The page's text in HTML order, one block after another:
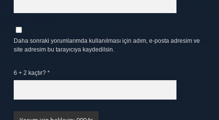
Daha sonraki yorumlarımda kullanılması için adım, e-posta adresim ve
site adresim bu tarayıcıya kaydedilsin.
6 + 2 kaçtır? *